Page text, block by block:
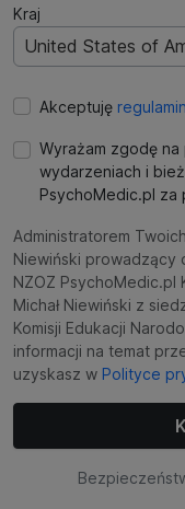
Kraj
United States of
Akceptuję regulamin
Wyrażam zgodę
wydarzeniach i
PsychoMedic.pl za
Administratorem
Niewiński prowadzący
NZOZ PsychoMedic.pl
Michał Niewiński z
Komisji Edukacji
informacji na temat
uzyskasz w Polityce